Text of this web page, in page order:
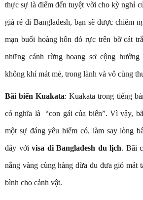
thực sự là điểm đến tuyệt vời cho kỳ nghỉ
giá rẻ đi Bangladesh, bạn sẽ được chiêm
mạn buổi hoàng hôn đỏ rực trên bờ cát
những cánh rừng hoang sơ cộng
không khí mát mẻ, trong lành và vô cùng
Bãi biển Kuakata: Kuakata trong tiếng
có nghĩa là “con gái của biển”. Vì vậy,
một sự đáng yêu hiếm có, làm say lòng
đây với visa đi Bangladesh du lịch. Bãi
nắng vàng cùng hàng dừa đu đưa gió mát
bình cho cảnh vật.